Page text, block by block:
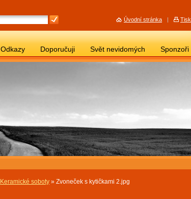
Odkazy Doporučuji Svět nevidomých Sponzoři
Keramické soboty » Zvoneček s kytičkami 2.jpg
Úvodní stránka | Tisk